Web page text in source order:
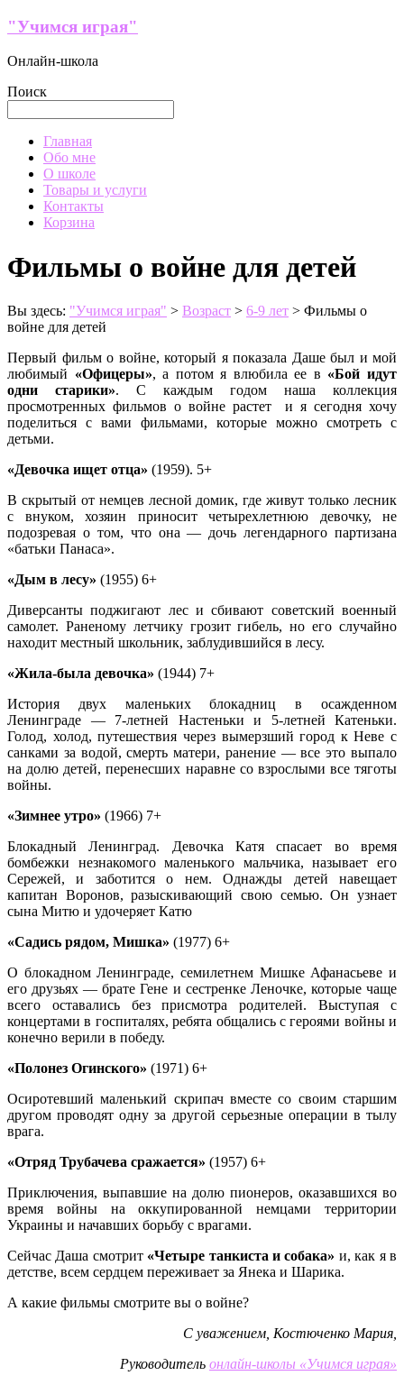
Перейти
содержимому
"Учимся играя"
Онлайн-школа
Поиск
МенюГлавная
Обо мне
О школе
Товары и услуги
Контакты
Корзина
Фильмы о войне для детей
Вы здесь: "Учимся играя" > Возраст > 6-9 лет > Фильмы о
войне для детей
Первый фильм о войне, который я показала Даше был и мой
любимый «Офицеры», а потом я влюбила ее в «Бой идут
одни старики». С каждым годом наша коллекция
просмотренных фильмов о войне растет и я сегодня хочу
поделиться с вами фильмами, которые можно смотреть с
детьми.
«Девочка ищет отца» (1959). 5+
В скрытый от немцев лесной домик, где живут только лесник
с внуком, хозяин приносит четырехлетнюю девочку, не
подозревая о том, что она — дочь легендарного партизана
«батьки Панаса».
«Дым в лесу» (1955) 6+
Диверсанты поджигают лес и сбивают советский военный
самолет. Раненому летчику грозит гибель, но его случайно
находит местный школьник, заблудившийся в лесу.
«Жила-была девочка» (1944) 7+
История двух маленьких блокадниц в осажденном
Ленинграде — 7-летней Настеньки и 5-летней Катеньки.
Голод, холод, путешествия через вымерзший город к Неве с
санками за водой, смерть матери, ранение — все это выпало
на долю детей, перенесших наравне со взрослыми все тяготы
войны.
«Зимнее утро» (1966) 7+
Блокадный Ленинград. Девочка Катя спасает во время
бомбежки незнакомого маленького мальчика, называет его
Сережей, и заботится о нем. Однажды детей навещает
капитан Воронов, разыскивающий свою семью. Он узнает
сына Митю и удочеряет Катю
«Садись рядом, Мишка» (1977) 6+
О блокадном Ленинграде, семилетнем Мишке Афанасьеве и
его друзьях — брате Гене и сестренке Леночке, которые чаще
всего оставались без присмотра родителей. Выступая с
концертами в госпиталях, ребята общались с героями войны и
конечно верили в победу.
«Полонез Огинского» (1971) 6+
Осиротевший маленький скрипач вместе со своим старшим
другом проводят одну за другой серьезные операции в тылу
врага.
«Отряд Трубачева сражается» (1957) 6+
Приключения, выпавшие на долю пионеров, оказавшихся во
время войны на оккупированной немцами территории
Украины и начавших борьбу с врагами.
Сейчас Даша смотрит«Четыре танкиста и собака» и, как я в
детстве, всем сердцем переживает за Янека и Шарика.
А какие фильмы смотрите вы о войне?
С уважением, Костюченко Мария,
Руководитель онлайн-школы «Учимся играя»